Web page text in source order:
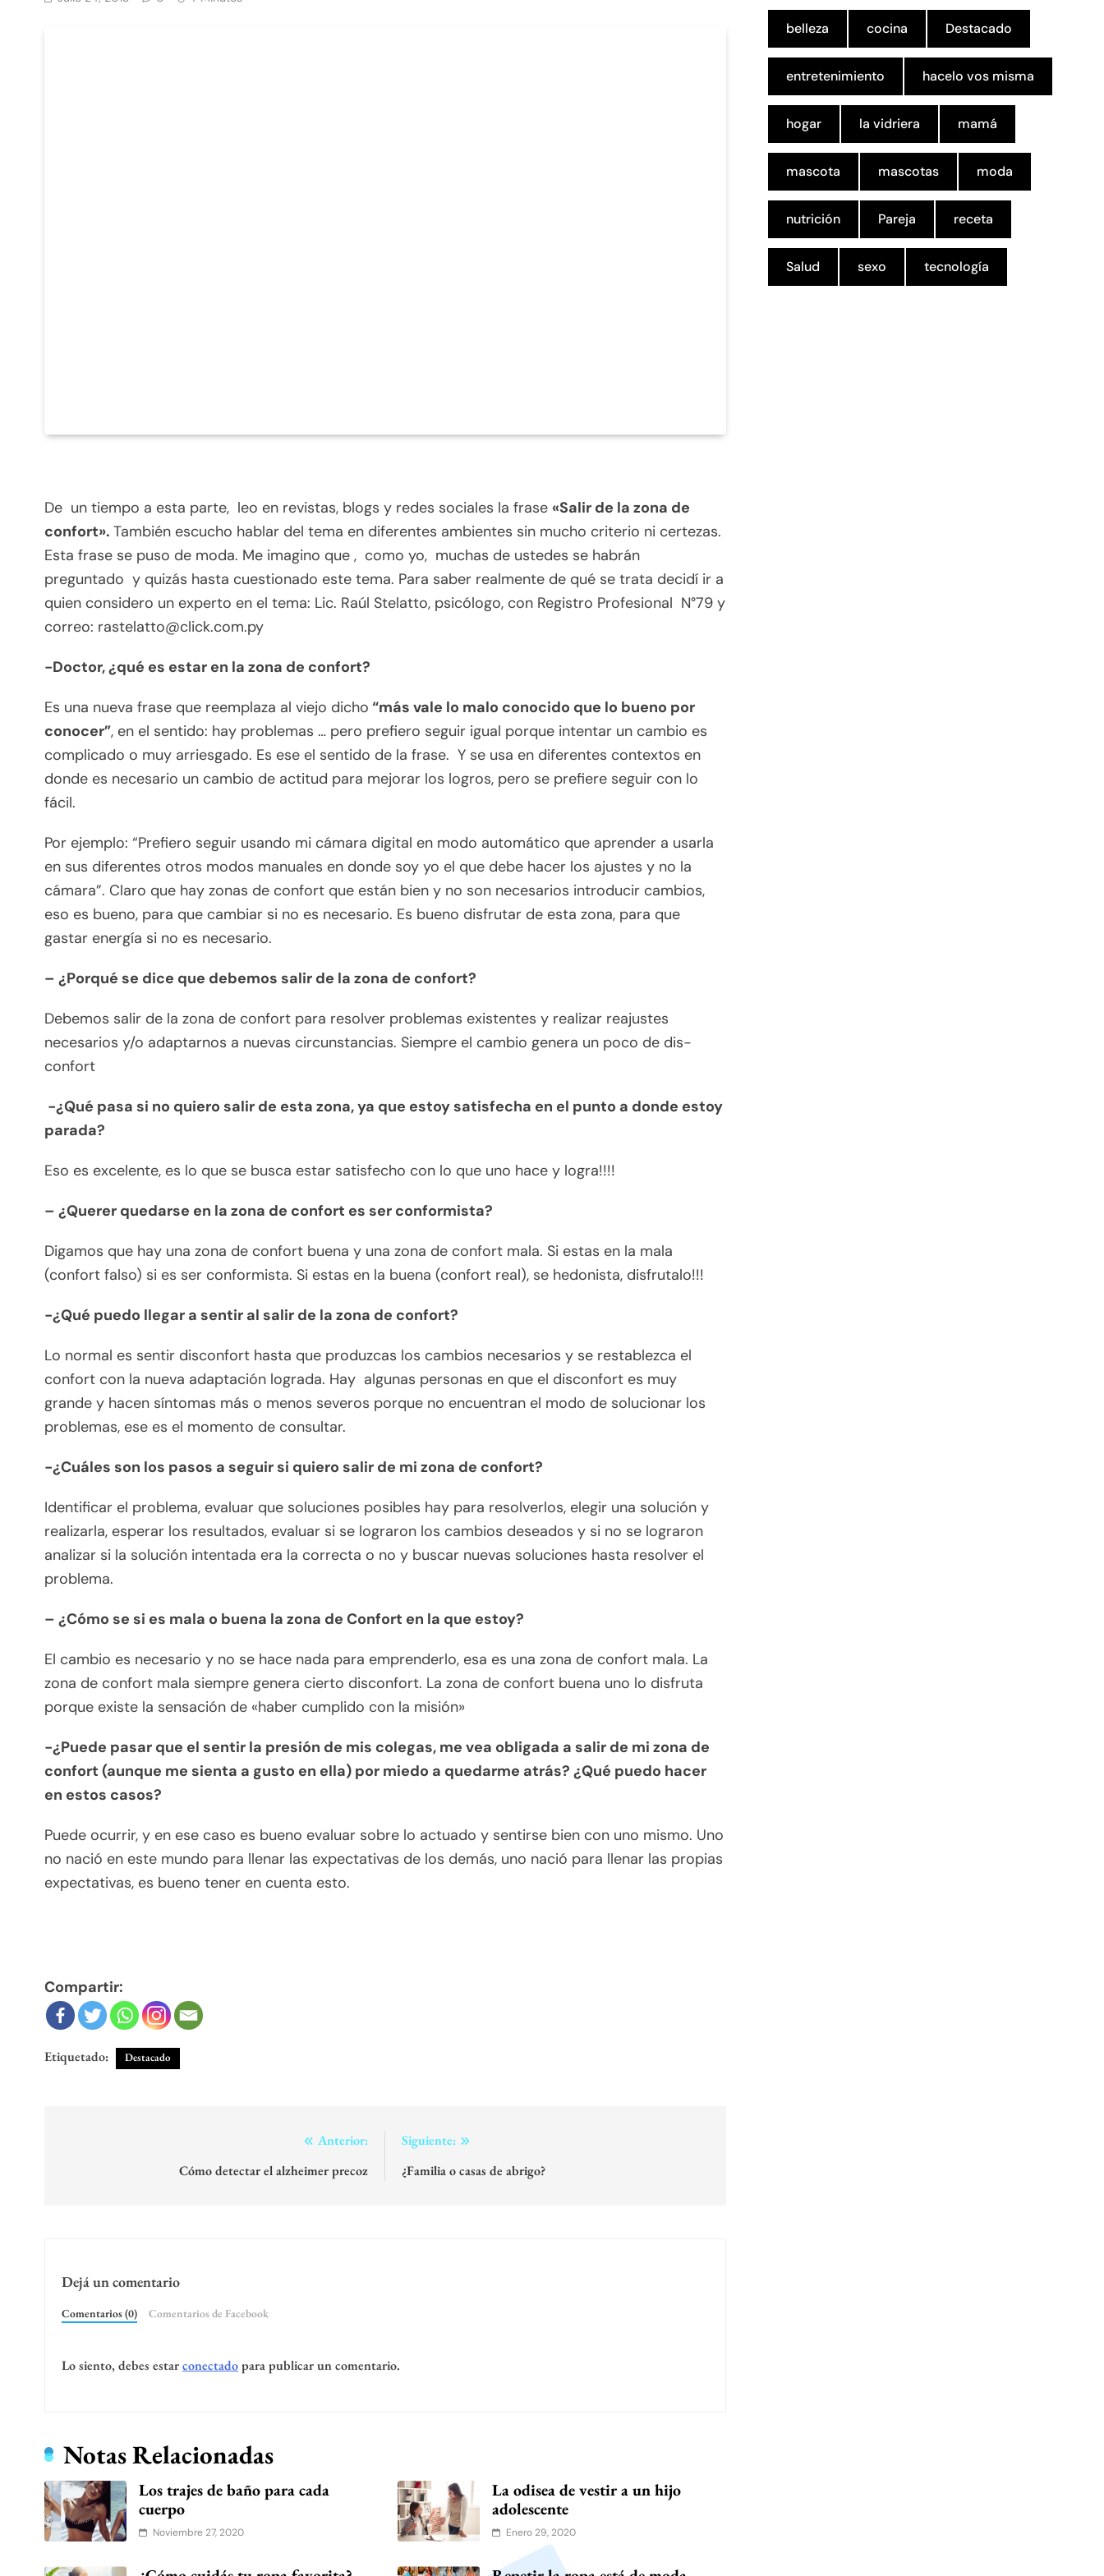
De un tiempo a esta parte, leo en revistas, blogs y redes sociales la frase «Salir de la zona de
confort». También escucho hablar del tema en diferentes ambientes sin mucho criterio ni certezas.
Esta frase se puso de moda. Me imagino que , como yo, muchas de ustedes se habrán
preguntado y quizás hasta cuestionado este tema. Para saber realmente de qué se trata decidí ir a
quien considero un experto en el tema: Lic. Raúl Stelatto, psicólogo, con Registro Profesional N°79 y
correo: rastelatto@click.com.py
-Doctor, ¿qué es estar en la zona de confort?
Es una nueva frase que reemplaza al viejo dicho “más vale lo malo conocido que lo bueno por
conocer”, en el sentido: hay problemas … pero prefiero seguir igual porque intentar un cambio es
complicado o muy arriesgado. Es ese el sentido de la frase. Y se usa en diferentes contextos en
donde es necesario un cambio de actitud para mejorar los logros, pero se prefiere seguir con lo
fácil.
Por ejemplo: “Prefiero seguir usando mi cámara digital en modo automático que aprender a usarla
en sus diferentes otros modos manuales en donde soy yo el que debe hacer los ajustes y no la
cámara”. Claro que hay zonas de confort que están bien y no son necesarios introducir cambios,
eso es bueno, para que cambiar si no es necesario. Es bueno disfrutar de esta zona, para que
gastar energía si no es necesario.
– ¿Porqué se dice que debemos salir de la zona de confort?
Debemos salir de la zona de confort para resolver problemas existentes y realizar reajustes
necesarios y/o adaptarnos a nuevas circunstancias. Siempre el cambio genera un poco de dis-
confort
-¿Qué pasa si no quiero salir de esta zona, ya que estoy satisfecha en el punto a donde estoy
parada?
Eso es excelente, es lo que se busca estar satisfecho con lo que uno hace y logra!!!!
– ¿Querer quedarse en la zona de confort es ser conformista?
Digamos que hay una zona de confort buena y una zona de confort mala. Si estas en la mala
(confort falso) si es ser conformista. Si estas en la buena (confort real), se hedonista, disfrutalo!!!
-¿Qué puedo llegar a sentir al salir de la zona de confort?
Lo normal es sentir disconfort hasta que produzcas los cambios necesarios y se restablezca el
confort con la nueva adaptación lograda. Hay algunas personas en que el disconfort es muy
grande y hacen síntomas más o menos severos porque no encuentran el modo de solucionar los
problemas, ese es el momento de consultar.
-¿Cuáles son los pasos a seguir si quiero salir de mi zona de confort?
Identificar el problema, evaluar que soluciones posibles hay para resolverlos, elegir una solución y
realizarla, esperar los resultados, evaluar si se lograron los cambios deseados y si no se lograron
analizar si la solución intentada era la correcta o no y buscar nuevas soluciones hasta resolver el
problema.
– ¿Cómo se si es mala o buena la zona de Confort en la que estoy?
El cambio es necesario y no se hace nada para emprenderlo, esa es una zona de confort mala. La
zona de confort mala siempre genera cierto disconfort. La zona de confort buena uno lo disfruta
porque existe la sensación de «haber cumplido con la misión»
-¿Puede pasar que el sentir la presión de mis colegas, me vea obligada a salir de mi zona de
confort (aunque me sienta a gusto en ella) por miedo a quedarme atrás? ¿Qué puedo hacer
en estos casos?
Puede ocurrir, y en ese caso es bueno evaluar sobre lo actuado y sentirse bien con uno mismo. Uno
no nació en este mundo para llenar las expectativas de los demás, uno nació para llenar las propias
expectativas, es bueno tener en cuenta esto.
Compartir:
Etiquetado: Destacado
Anterior:
Cómo detectar el alzheimer precoz
Siguiente:
¿Familia o casas de abrigo?
Dejá un comentario
Comentarios (0) Comentarios de Facebook
Lo siento, debes estarconectadopara publicar un comentario.
Notas Relacionadas
Los trajes de baño para cada
cuerpo
Noviembre 27, 2020
La odisea de vestir a un hijo
adolescente
Enero 29, 2020
belleza cocina Destacado
entretenimiento hacelo vos misma
hogar la vidriera mamá
mascota mascotas moda
nutrición Pareja receta
Salud sexo tecnología